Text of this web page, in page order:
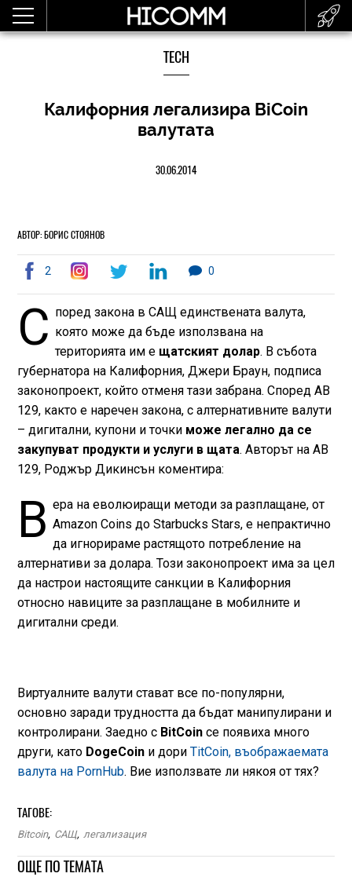
TECH
Калифорния легализира BiCoin
валутата
30.06.2014
АВТОР: БОРИС СТОЯНОВ
2 0
С поред закона в САЩ единствената валута,
която може да бъде използвана на
територията им е щатският долар. В събота
губернатора на Калифорния, Джери Браун, подписа
законопроект, който отменя тази забрана. Според AB
129, както е наречен закона, с алтернативните валути
– дигитални, купони и точки може легално да се
закупуват продукти и услуги в щата. Авторът на AB
129, Роджър Дикинсън коментира:
В ера на еволюиращи методи за разплащане, от
Amazon Coins до Starbucks Stars, е непрактично
да игнорираме растящото потребление на
алтернативи за долара. Този законопроект има за цел
да настрои настоящите санкции в Калифорния
относно навиците за разплащане в мобилните и
дигитални среди.
Виртуалните валути стават все по-популярни,
основно заради трудността да бъдат манипулирани и
контролирани. Заедно с BitCoinсе появиха много
други, като DogeCoinи дори TitCoin, въображаемата
валута на PornHub. Вие използвате ли някоя от тях?
ТАГОВЕ:
Bitcoin, САЩ, легализация
ОЩЕ ПО ТЕМАТА